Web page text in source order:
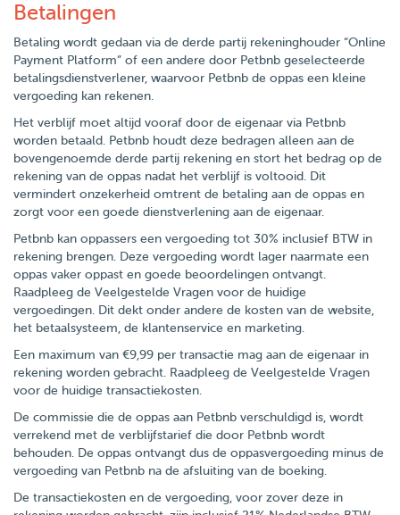
Betalingen
Betaling wordt gedaan via de derde partij rekeninghouder “Online
Payment Platform” of een andere door Petbnb geselecteerde
betalingsdienstverlener, waarvoor Petbnb de oppas een kleine
vergoeding kan rekenen.
Het verblijf moet altijd vooraf door de eigenaar via Petbnb
worden betaald. Petbnb houdt deze bedragen alleen aan de
bovengenoemde derde partij rekening en stort het bedrag op de
rekening van de oppas nadat het verblijf is voltooid. Dit
vermindert onzekerheid omtrent de betaling aan de oppas en
zorgt voor een goede dienstverlening aan de eigenaar.
Petbnb kan oppassers een vergoeding tot 30% inclusief BTW in
rekening brengen. Deze vergoeding wordt lager naarmate een
oppas vaker oppast en goede beoordelingen ontvangt.
Raadpleeg de Veelgestelde Vragen voor de huidige
vergoedingen. Dit dekt onder andere de kosten van de website,
het betaalsysteem, de klantenservice en marketing.
Een maximum van €9,99 per transactie mag aan de eigenaar in
rekening worden gebracht. Raadpleeg de Veelgestelde Vragen
voor de huidige transactiekosten.
De commissie die de oppas aan Petbnb verschuldigd is, wordt
verrekend met de verblijfstarief die door Petbnb wordt
behouden. De oppas ontvangt dus de oppasvergoeding minus de
vergoeding van Petbnb na de afsluiting van de boeking.
De transactiekosten en de vergoeding, voor zover deze in